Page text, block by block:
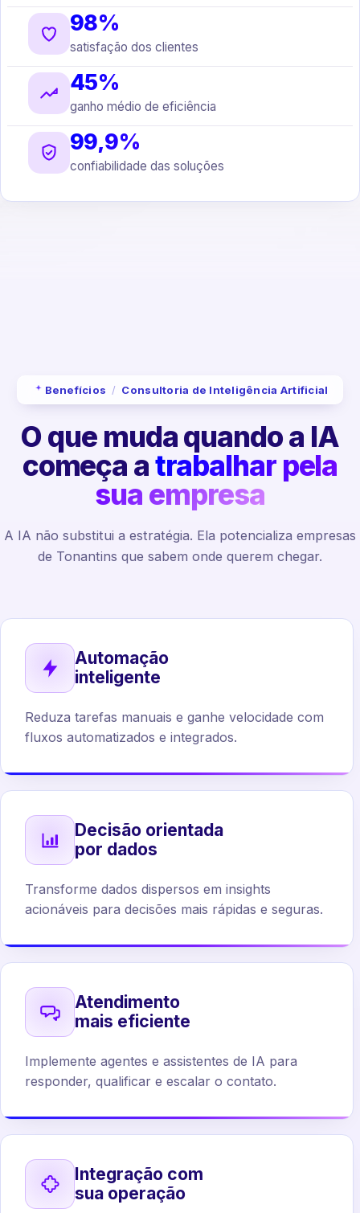
98%
satisfação dos clientes
45%
ganho médio de eficiência
99,9%
confiabilidade das soluções
Benefícios / Consultoria de Inteligência Artificial
O que muda quando a IA
começa atrabalhar pela
sua empresa
A IA não substitui a estratégia. Ela potencializa empresas
de Tonantins que sabem onde querem chegar.
Automação
inteligente
Reduza tarefas manuais e ganhe velocidade com
fluxos automatizados e integrados.
Decisão orientada
por dados
Transforme dados dispersos em insights
acionáveis para decisões mais rápidas e seguras.
Atendimento
mais eficiente
Implemente agentes e assistentes de IA para
responder, qualificar e escalar o contato.
Integração com
sua operação